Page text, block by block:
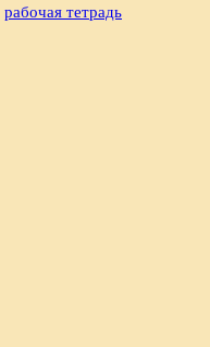
рабочая тетрадь